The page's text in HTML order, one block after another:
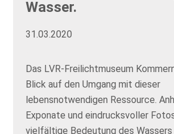
Wasser.
31.03.2020
Das LVR-Freilichtmuseum
Blick auf den Umgang mit dieser
lebensnotwendigen Ressource.
Exponate und eindrucksvoller
vielfältige Bedeutung des Wassers